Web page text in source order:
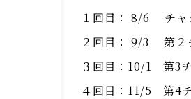
１回目： 8/6 チャ
２回目： 9/3 第
３回目：10/1 第3
４回目：11/5 第4